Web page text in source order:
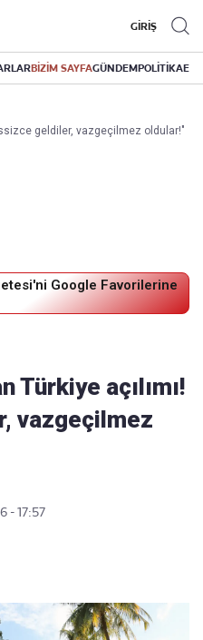
GİRİŞ
BİZİM SAYFAGÜNDEMPOLİTİKA
geldiler, vazgeçilmez oldular!"
Google Favorilerine
Türkiye açılımı!
vazgeçilmez
- 17:57